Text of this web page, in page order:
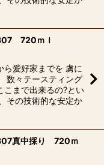
720ｍｌ
ら愛好家までを 虜に
数々テースティング
こまで出来るの?とい
その技術的な安定か
真中採り 720ｍ